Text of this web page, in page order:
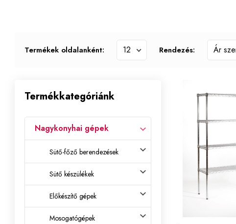
Termékek oldalanként: Rendezés:
Termékkategóriánk
Nagykonyhai gépek
Sütő-főző berendezések
Sütő készülékek
Előkészítő gépek
Mosogatógépek